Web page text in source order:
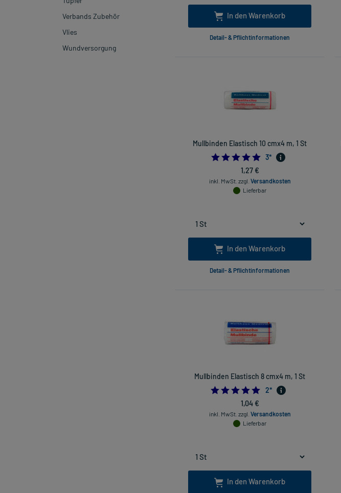
Verbands Zubehör
Vlies
Wundversorgung
In den Warenkorb
Detail- & Pflichtinformationen
Mullbinden Elastisch 10 cmx4 m, 1 St
5.0
3*
1,27 €
inkl. MwSt. zzgl. Versandkosten
Lieferbar
In den Warenkorb
Detail- & Pflichtinformationen
Mullbinden Elastisch 8 cmx4 m, 1 St
5.0
2*
1,04 €
inkl. MwSt. zzgl. Versandkosten
Lieferbar
In den Warenkorb